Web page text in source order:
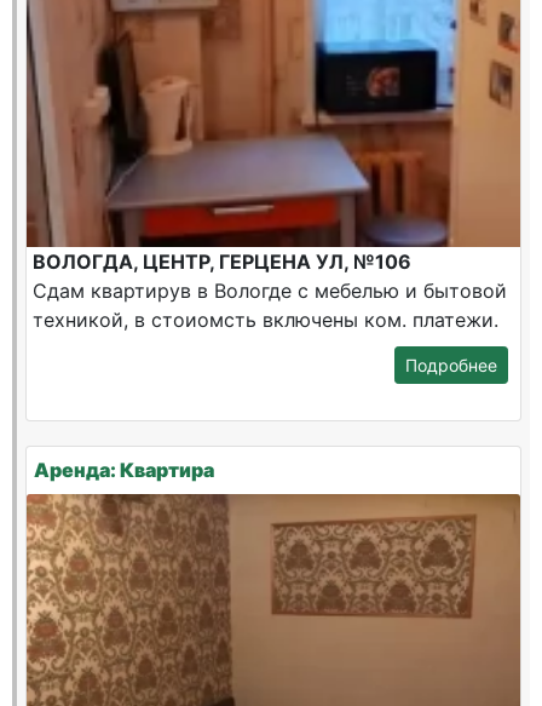
ВОЛОГДА, ЦЕНТР, ГЕРЦЕНА УЛ, №106
Сдам квартирув в Вологде с мебелью и бытовой
техникой, в стоиомсть включены ком. платежи.
Подробнее
Аренда: Квартира